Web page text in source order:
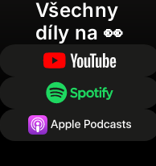
Všechny
díly na 👀